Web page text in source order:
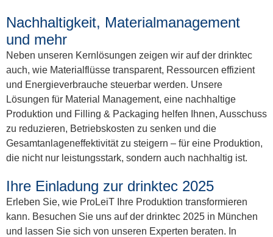
Nachhaltigkeit, Materialmanagement
und mehr
Neben unseren Kernlösungen zeigen wir auf der drinktec
auch, wie Materialflüsse transparent, Ressourcen effizient
und Energieverbrauche steuerbar werden. Unsere
Lösungen für Material Management, eine nachhaltige
Produktion und Filling & Packaging helfen Ihnen, Ausschuss
zu reduzieren, Betriebskosten zu senken und die
Gesamtanlageneffektivität zu steigern – für eine Produktion,
die nicht nur leistungsstark, sondern auch nachhaltig ist.
Ihre Einladung zur drinktec 2025
Erleben Sie, wie ProLeiT Ihre Produktion transformieren
kann. Besuchen Sie uns auf der drinktec 2025 in München
und lassen Sie sich von unseren Experten beraten. In